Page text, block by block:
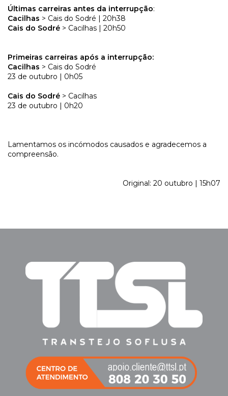
Últimas carreiras antes da interrupção:
Cacilhas > Cais do Sodré | 20h38
Cais do Sodré > Cacilhas | 20h50
Primeiras carreiras após a interrupção:
Cacilhas > Cais do Sodré
23 de outubro | 0h05
Cais do Sodré > Cacilhas
23 de outubro | 0h20
Lamentamos os incómodos causados e agradecemos a
compreensão.
Original: 20 outubro | 15h07